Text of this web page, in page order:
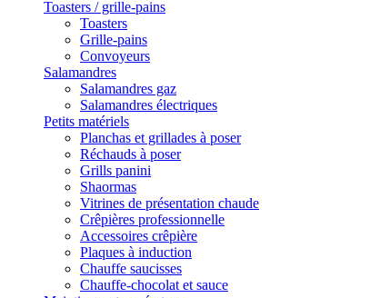
Toasters / grille-pains
Toasters
Grille-pains
Convoyeurs
Salamandres
Salamandres gaz
Salamandres électriques
Petits matériels
Planchas et grillades à poser
Réchauds à poser
Grills panini
Shaormas
Vitrines de présentation chaude
Crêpières professionnelle
Accessoires crêpière
Plaques à induction
Chauffe saucisses
Chauffe-chocolat et sauce